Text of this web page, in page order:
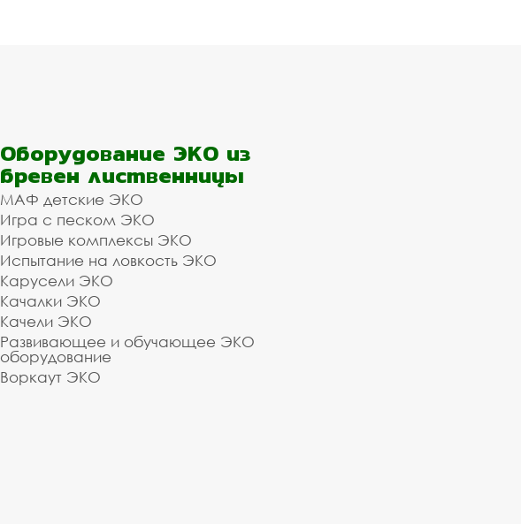
Оборудование ЭКО из
бревен лиственницы
МАФ детские ЭКО
Игра с песком ЭКО
Игровые комплексы ЭКО
Испытание на ловкость ЭКО
Карусели ЭКО
Качалки ЭКО
Качели ЭКО
Развивающее и обучающее ЭКО
оборудование
Воркаут ЭКО